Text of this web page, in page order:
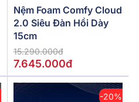
Nệm Foam Comfy Cloud
2.0 Siêu Đàn Hồi Dày
15cm
15.290.000đ
7.645.000đ
-20%